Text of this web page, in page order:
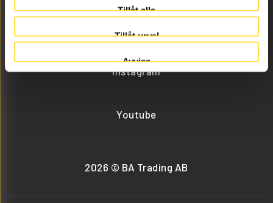
Tillåt alla
Tillåt urval
Avvisa
Instagram
Youtube
2026 © BA Trading AB